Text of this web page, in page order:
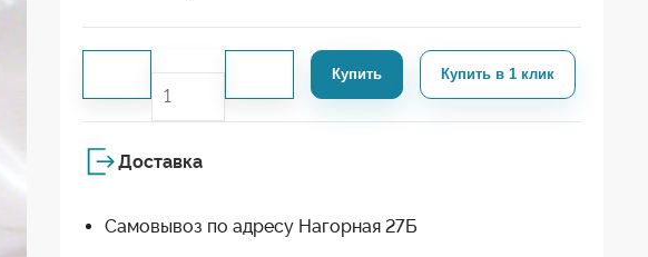
Купить Купить в 1 клик
Доставка
Самовывоз по адресу Нагорная 27Б